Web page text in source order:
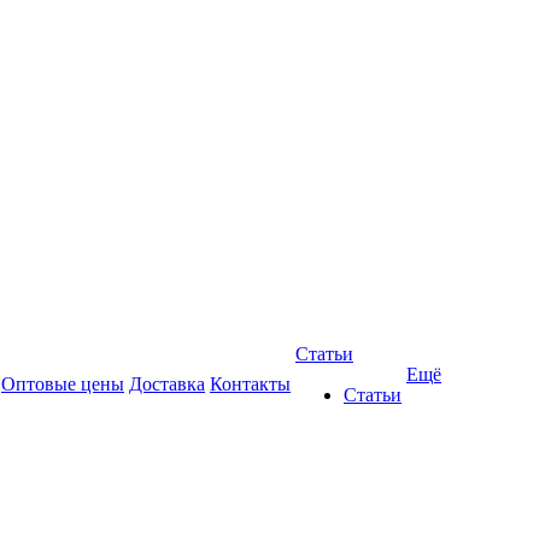
Оптовые цены Доставка Контакты
Статьи
Статьи
Ещё